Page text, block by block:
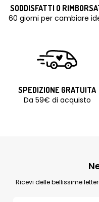
SODDISFATTI O
60 giorni per cambiare
SPEDIZIONE GRATUITA
Da 59€ di acquisto
Ricevi delle bellissime